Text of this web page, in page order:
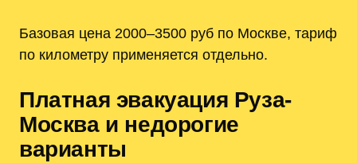
Базовая цена 2000–3500 руб по Москве, тариф
по километру применяется отдельно.
Платная эвакуация Руза-
Москва и недорогие
варианты